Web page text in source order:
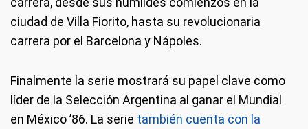
ciudad de Villa Fiorito, hasta su revolucionaria
carrera por el Barcelona y Nápoles.
Finalmente la serie mostrará su papel clave como
líder de la Selección Argentina al ganar el Mundial
en México ’86. La serie también cuenta con la